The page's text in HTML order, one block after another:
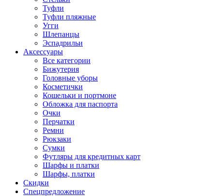
Туфли
Туфли пляжные
Угги
Шлепанцы
Эспадрильи
Аксессуары
Все категории
Бижутерия
Головные уборы
Косметички
Кошельки и портмоне
Обложка для паспорта
Очки
Перчатки
Ремни
Рюкзаки
Сумки
Футляры для кредитных карт
Шарфы и платки
Шарфы, платки
Скидки
Спецпредложение